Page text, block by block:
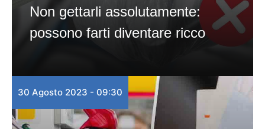
Non gettarli assolutamente:
possono farti diventare ricco
30 Agosto 2023 - 09:30